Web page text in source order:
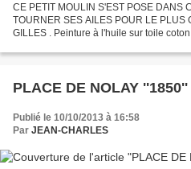
CE PETIT MOULIN S'EST POSE DANS
TOURNER SES AILES POUR LE PLUS
GILLES . Peinture à l'huile sur toile
PLACE DE NOLAY ''1850''
Publié le 10/10/2013 à 16:58
Par JEAN-CHARLES